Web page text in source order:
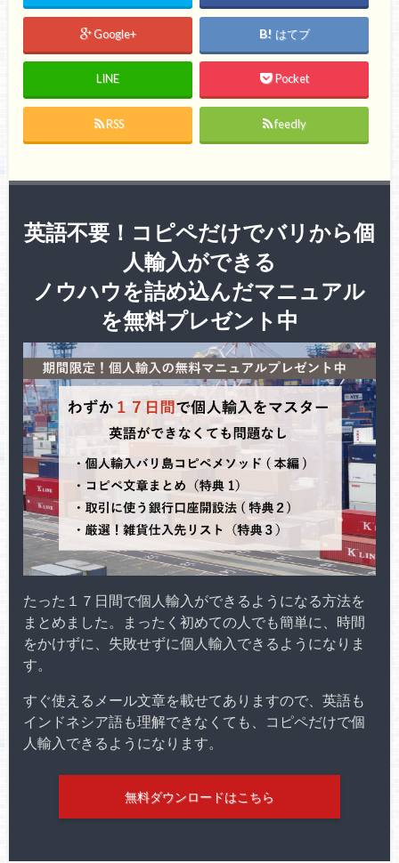
Google+ はてブ
LINE Pocket
RSS feedly
英語不要！コピペだけでバリから個
人輸入ができる
ノウハウを詰め込んだマニュアル
を無料プレゼント中
たった１７日間で個人輸入ができるようになる方法を
まとめました。まったく初めての人でも簡単に、時間
をかけずに、失敗せずに個人輸入できるようになりま
す。
すぐ使えるメール文章を載せてありますので、英語も
インドネシア語も理解できなくても、コピペだけで個
人輸入できるようになります。
無料ダウンロードはこちら